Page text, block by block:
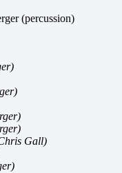
(percussion)
Gall)